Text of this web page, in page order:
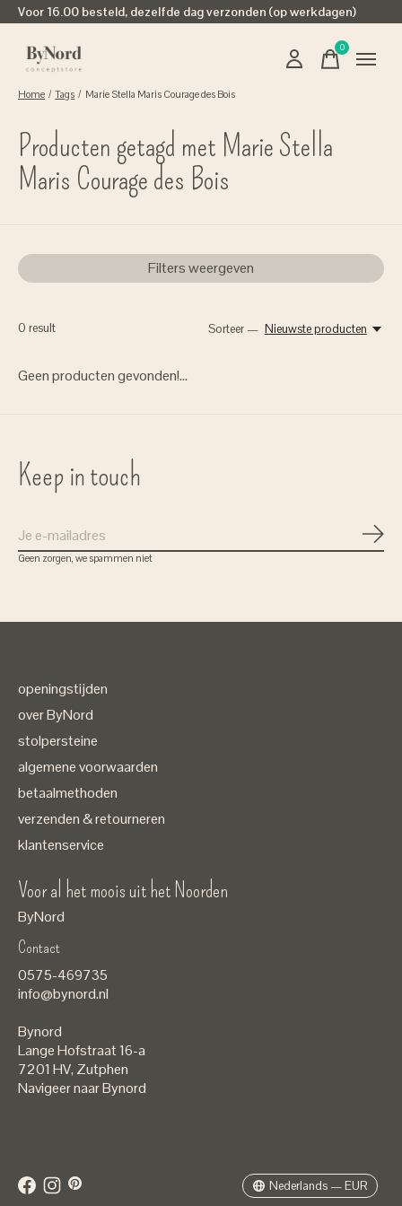
Voor 16.00 besteld, dezelfde dag verzonden (op werkdagen)
0items
Home / Tags / Marie Stella Maris Courage des Bois
Producten getagd met Marie Stella
Maris Courage des Bois
Filters weergeven
0 result Sorteer — Nieuwste producten
Geen producten gevonden!...
Keep in touch
Geen zorgen, we spammen niet
openingstijden
over ByNord
stolpersteine
algemene voorwaarden
betaalmethoden
verzenden & retourneren
klantenservice
Voor al het moois uit het Noorden
ByNord
Contact
0575-469735
info@bynord.nl
Bynord
Lange Hofstraat 16-a
7201 HV, Zutphen
Navigeer naar Bynord
Nederlands — EUR